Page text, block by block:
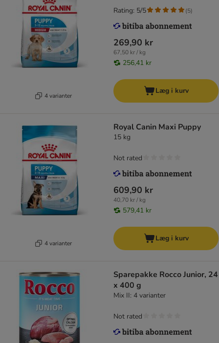
4 varianter
269,90 kr
67,50 kr / kg
256,41 kr
Rating: 5/5 (5)
Læg i kurv
4 varianter
Royal Canin Maxi Puppy
15 kg
609,90 kr
40,70 kr / kg
579,41 kr
Not rated
Læg i kurv
Sparepakke Rocco Junior, 24
x 400 g
Mix II: 4 varianter
Not rated